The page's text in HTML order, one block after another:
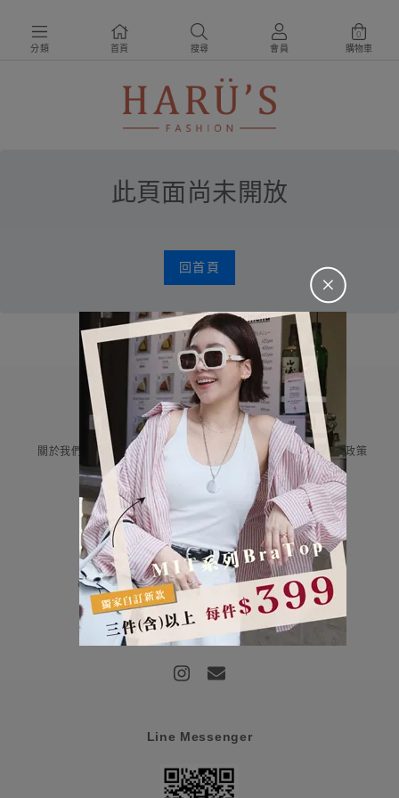
＋
分類 首頁 搜尋 會員 購物車
0
此頁面尚未開放
回首頁
Information
關於我們 付款與運送 售後服務 隱私權政策
Contact Us
評云有限公司 統編:85107159
營業時間：平日早上9:00-12:00/下午13:00-18:00
客服信箱：haru@haru-fashion.com
客服line：@doi0581j
Line Messenger